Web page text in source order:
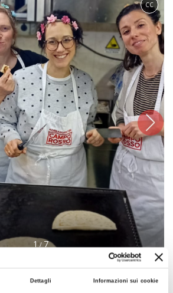
Dettagli Informazioni sui cookie
CC
1 / 7